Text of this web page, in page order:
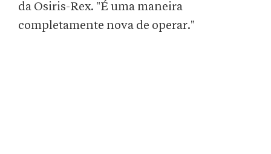
da Osiris-Rex. "É uma maneira
completamente nova de operar."